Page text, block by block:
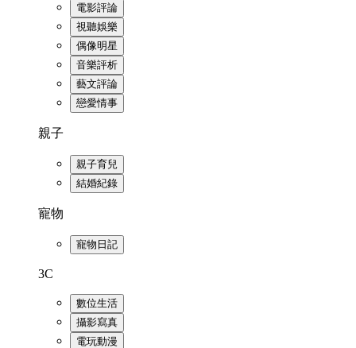
電影評論
視聽娛樂
偶像明星
音樂評析
藝文評論
戀愛情事
親子
親子育兒
結婚紀錄
寵物
寵物日記
3C
數位生活
攝影寫真
電玩動漫